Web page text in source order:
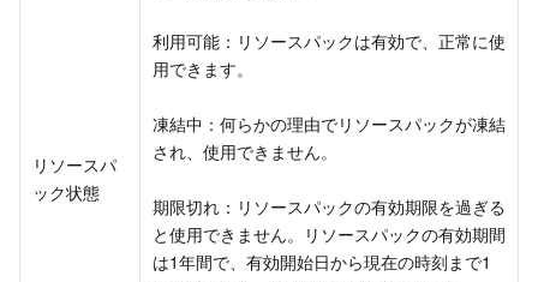
Elastic Network Interface
NAT Gateway
Peering Connection
Data Security Audit
Audio Moderation System
Video Moderation System
Customer Identity and Access Management
Risk Control Engine
Web Application Firewall
Cloud Workload Protection Platform
Tencent Container Security Service
Cloud Security Center
Mobile Security
Security Token Service
ドメインとウェブサイト
SSL Certificates
エンタープライズアプリケーション
Tencent Ecard
オフィスコラボレーション
Tencent eSign
リソースパ
ック状態
利用可能：リソースパックは有効で、正常に使
用できます。
凍結中：何らかの理由でリソースパックが凍結
され、使用できません。
期限切れ：リソースパックの有効期限を過ぎる
と使用できません。リソースパックの有効期間
は1年間で、有効開始日から現在の時刻まで1